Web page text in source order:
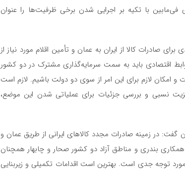
فی‌مابین با تکیه بر اجرایی شدن برخی ظرفیت‌ها را عنوان
صادرات کالا از ایران به عمان و تأمین اقلام مورد نیاز از
اقتصادی باید به سمت سرمایه‌گذاری مشترک در دو کشور
و امکان لازم برای این امر از سوی دو دولت باشیم. لازم است
نسبی و بررسی جزئیات برای عملیاتی شدن این موضع،
گفت: در زمینه صادرات مجدد کالاهای ایرانی از طریق عمان و
بندری و مناطق آزاد دو کشور صحار و چابهار همچنان
توجه جدی است. بهترین است اقدامات تکمیلی و زیربنایی